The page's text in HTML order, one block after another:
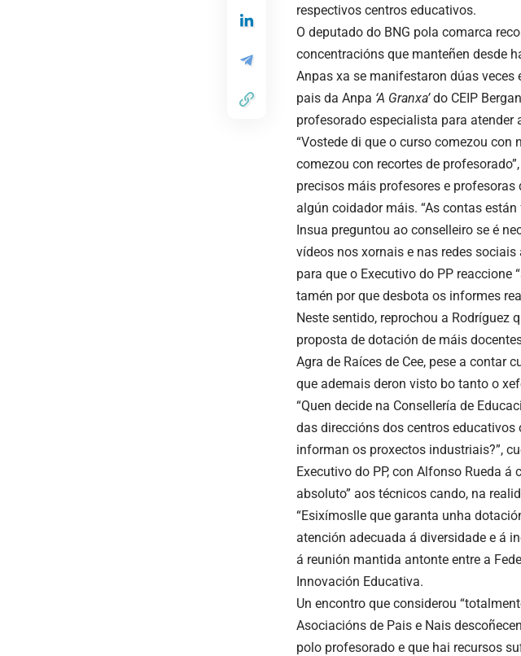
respectivos centros educativos.
O deputado do BNG pola comarca
concentracións que manteñen desde
Anpas xa se manifestaron dúas veces
pais da Anpa ‘A Granxa’do CEIP
profesorado especialista para
“Vostede di que o curso comezou con
comezou con recortes de
precisos máis profesores e
algún coidador máis. “As contas
Insua preguntou ao conselleiro se é
vídeos nos xornais e nas redes
para que o Executivo do PP reaccione
tamén por que desbota os informes
Neste sentido, reprochou a Rodríguez
proposta de dotación de máis
Agra de Raíces de Cee, pese a contar
que ademais deron visto bo tanto o
“Quen decide na Consellería de
das direccións dos centros
informan os proxectos industriais?”,
Executivo do PP, con Alfonso Rueda
absoluto” aos técnicos cando, na
“Esixímoslle que garanta unha
atención adecuada á diversidade e á
á reunión mantida antonte entre a
Innovación Educativa.
Un encontro que considerou
Asociacións de Pais e Nais
polo profesorado e que hai recursos